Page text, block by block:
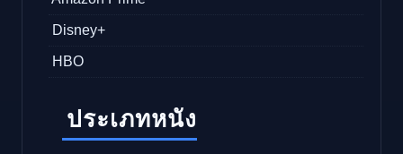
Disney+
HBO
ประเภทหนัง